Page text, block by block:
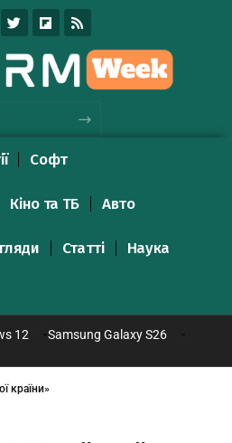
Софт
Кіно та ТБ Авто
Статті Наука
12
Samsung Galaxy S26
країни»